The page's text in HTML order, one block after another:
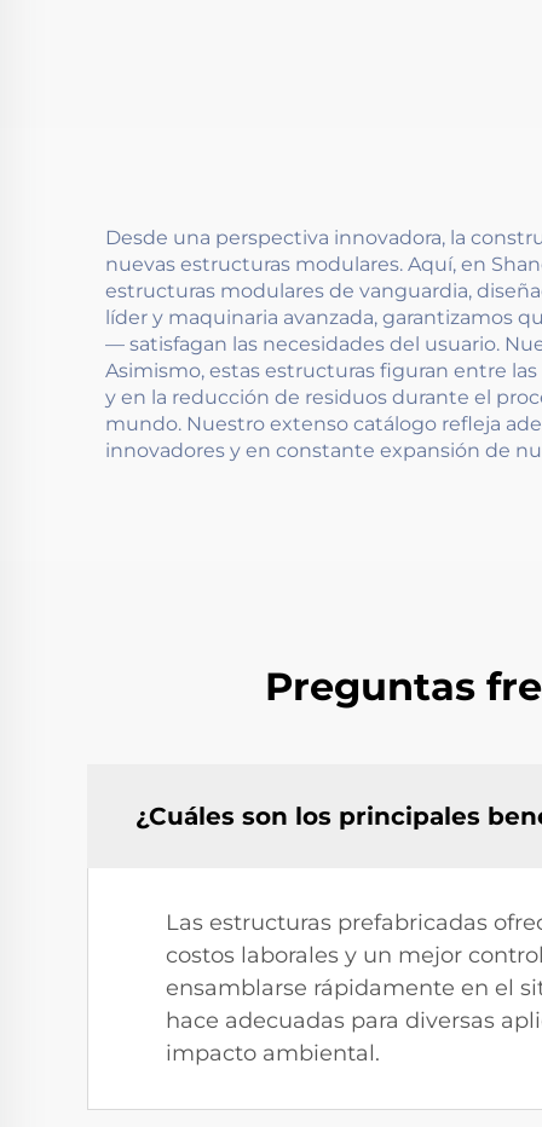
Desde una perspectiva innovadora, la
nuevas estructuras modulares. Aquí, en
estructuras modulares de vanguardia,
líder y maquinaria avanzada, garantizamos
— satisfagan las necesidades del usuario.
Asimismo, estas estructuras figuran entre
y en la reducción de residuos durante el
mundo. Nuestro extenso catálogo refleja
innovadores y en constante expansión de
Preguntas
¿Cuáles son los principales
Las estructuras prefabricadas
costos laborales y un mejor
ensamblarse rápidamente en el
hace adecuadas para diversas
impacto ambiental.